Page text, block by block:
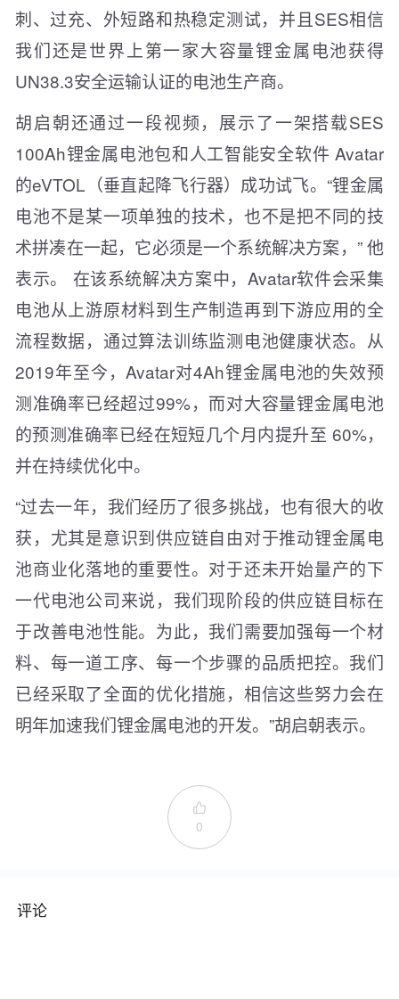
刺、过充、外短路和热稳定测试，并且SES相信
我们还是世界上第一家大容量锂金属电池获得
UN38.3安全运输认证的电池生产商。
胡启朝还通过一段视频，展示了一架搭载SES
100Ah锂金属电池包和人工智能安全软件 Avatar
的eVTOL（垂直起降飞行器）成功试飞。“锂金属
电池不是某一项单独的技术，也不是把不同的技
术拼凑在一起，它必须是一个系统解决方案，” 他
表示。 在该系统解决方案中，Avatar软件会采集
电池从上游原材料到生产制造再到下游应用的全
流程数据，通过算法训练监测电池健康状态。从
2019年至今，Avatar对4Ah锂金属电池的失效预
测准确率已经超过99%，而对大容量锂金属电池
的预测准确率已经在短短几个月内提升至 60%，
并在持续优化中。
“过去一年，我们经历了很多挑战，也有很大的收
获，尤其是意识到供应链自由对于推动锂金属电
池商业化落地的重要性。对于还未开始量产的下
一代电池公司来说，我们现阶段的供应链目标在
于改善电池性能。为此，我们需要加强每一个材
料、每一道工序、每一个步骤的品质把控。我们
已经采取了全面的优化措施，相信这些努力会在
明年加速我们锂金属电池的开发。”胡启朝表示。

0
评论